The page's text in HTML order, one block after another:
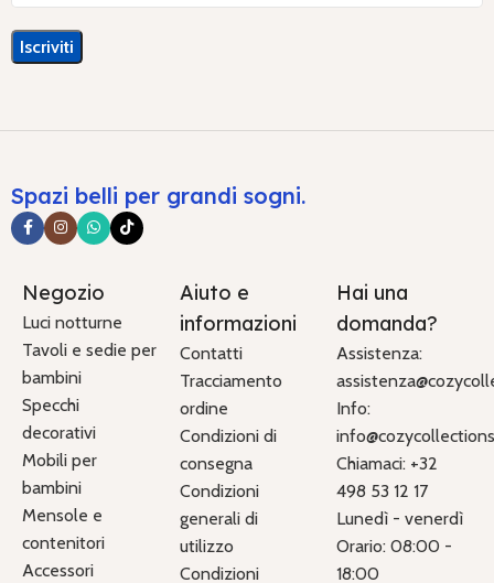
Spazi belli per grandi sogni.
Negozio
Luci notturne
Tavoli e sedie per
bambini
Specchi
decorativi
Mobili per
bambini
Mensole e
contenitori
Accessori
Aiuto e
informazioni
Contatti
Tracciamento
ordine
Condizioni di
consegna
Condizioni
generali di
utilizzo
Condizioni
Hai una
domanda?
Assistenza:
Info:
Chiamaci: +32
498 53 12 17
Lunedì - venerdì
Orario: 08:00 -
18:00